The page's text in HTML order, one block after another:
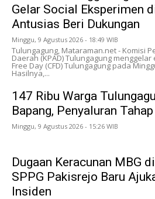
Gelar Social Eksperimen
Antusias Beri Dukungan
Minggu, 9 Agustus 2026 - 18:49 WIB
Tulungagung, Mataraman.net - Komisi
Daerah (KPAD) Tulungagung
Free Day (CFD) Tulungagung pada
Hasilnya,...
147 Ribu Warga
Bapang, Penyaluran
Minggu, 9 Agustus 2026 - 15:26 WIB
Dugaan Keracunan MBG
SPPG Pakisrejo Baru
Insiden